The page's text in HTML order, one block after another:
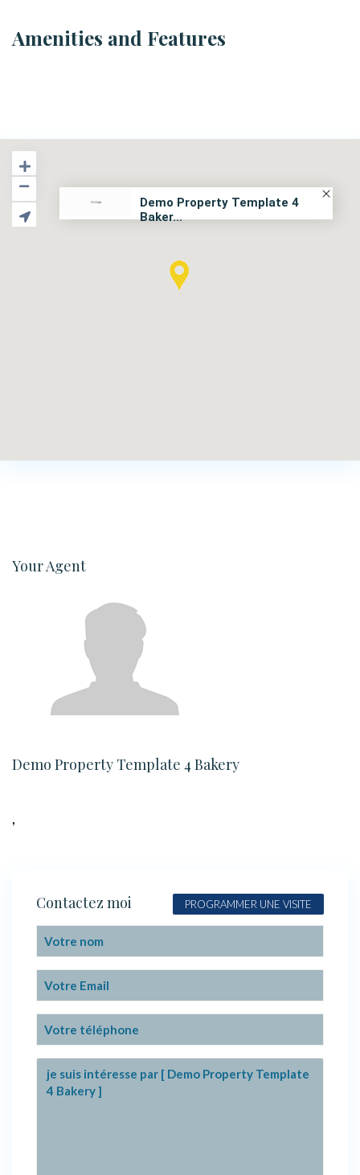
Amenities and Features
Demo Property Template 4
Baker...
Your Agent
Demo Property Template 4 Bakery
,
Contactez moi PROGRAMMER UNE VISITE